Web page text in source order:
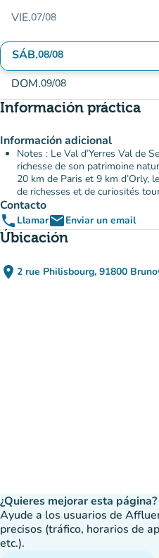
VIE.07/08
SÁB.08/08
DOM.09/08
Información práctica
Información adicional
Notes : Le Val d’Yerres Val de
richesse de son patrimoine
20 km de Paris et 9 km d’Orly,
de richesses et de curiosités
Contacto
phone LlamaremailEnviar un email
Úbicación
place 2 rue Philisbourg, 91800
(abrir en
(nueva
¿Quieres mejorar esta página?
Ayude a los usuarios de
precisos (tráfico, horarios de
etc.).